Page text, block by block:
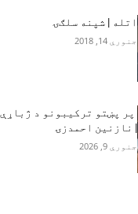
اتله | شپنه سلګۍ
جنوري 14, 2018
پر پښتو ترکیبونو د
| نازنین احمدزۍ
جنوري 9, 2026